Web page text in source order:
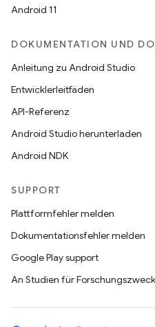
Android 11
DOKUMENTATION UND
Anleitung zu Android Studio
Entwicklerleitfäden
API-Referenz
Android Studio herunterladen
Android NDK
SUPPORT
Plattformfehler melden
Dokumentationsfehler melden
Google Play support
An Studien für